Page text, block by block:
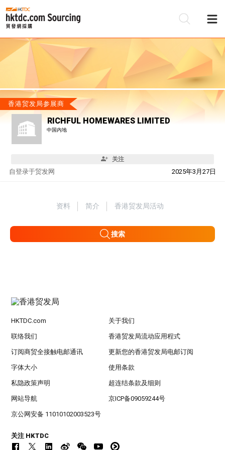
香港贸发局参展商
RICHFUL HOMEWARES LIMITED
中国内地
关注
自 2025年3月27日
登录于贸发网
资料 简介 香港贸发局活动
搜索
HKTDC.com 关于我们
联络我们 香港贸发局流动应用程式
订阅商贸全接触电邮通讯 更新您的香港贸发局电邮订阅
字体大小 使用条款
私隐政策声明 超连结条款及细则
网站导航 京ICP备09059244号
京公网安备 11010102003523号
关注 HKTDC